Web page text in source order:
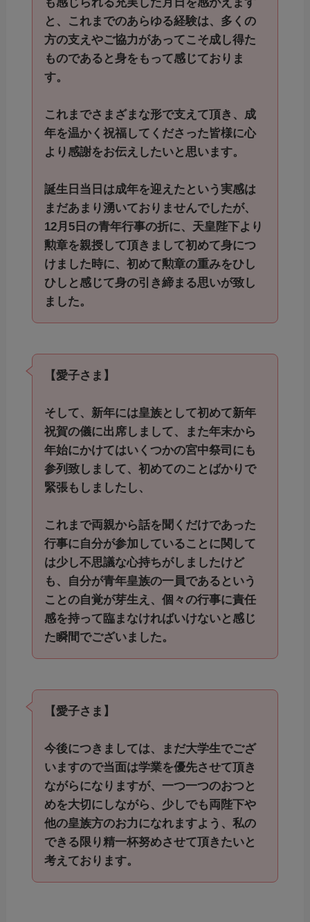
と、これまでのあらゆる経験は、多くの
方の支えやご協力があってこそ成し得た
ものであると身をもって感じておりま
す。
これまでさまざまな形で支えて頂き、成
年を温かく祝福してくださった皆様に心
より感謝をお伝えしたいと思います。
誕生日当日は成年を迎えたという実感は
まだあまり湧いておりませんでしたが、
12月5日の青年行事の折に、天皇陛下より
勲章を親授して頂きまして初めて身につ
けました時に、初めて勲章の重みをひし
ひしと感じて身の引き締まる思いが致し
ました。
【愛子さま】
そして、新年には皇族として初めて新年
祝賀の儀に出席しまして、また年末から
年始にかけてはいくつかの宮中祭司にも
参列致しまして、初めてのことばかりで
緊張もしましたし、
これまで両親から話を聞くだけであった
行事に自分が参加していることに関して
は少し不思議な心持ちがしましたけど
も、自分が青年皇族の一員であるという
ことの自覚が芽生え、個々の行事に責任
感を持って臨まなければいけないと感じ
た瞬間でございました。
【愛子さま】
今後につきましては、まだ大学生でござ
いますので当面は学業を優先させて頂き
ながらになりますが、一つ一つのおつと
めを大切にしながら、少しでも両陛下や
他の皇族方のお力になれますよう、私の
できる限り精一杯努めさせて頂きたいと
考えております。